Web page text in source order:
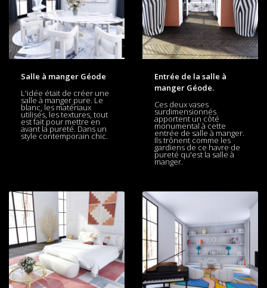
Salle à manger Géode
L'idée était de créer une
salle à manger pure. Le
blanc, les matériaux
utilisés, les textures, tout
est fait pour mettre en
avant la pureté. Dans un
style contemporain chic.
Entrée de la salle à
manger Géode.
Ces deux vases
surdimensionnés
apportent un côté
monumental à cette
entrée de salle à manger.
Ils trônent comme les
gardiens de ce havre de
pureté qu'est la salle à
manger.